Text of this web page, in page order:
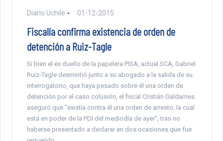
Diario Uchile 01-12-2015
Fiscalía confirma existencia de orden de
detención a Ruiz-Tagle
Si bien el ex dueño de la papelera PISA, actual SCA, Gabriel
Ruiz-Tagle desmintió junto a su abogado a la salida de su
interrogatorio, que haya pesado sobre él una orden de
detención por el caso colusión, el fiscal Cristián Galdames
aseguró que “existía contra él una orden de arresto, la cual
está en poder de la PDI del mediodía de ayer”, tras no
haberse presentado a declarar en dos ocasiones que fue